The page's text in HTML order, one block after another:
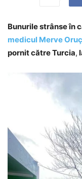
Bunurile strânse în
medicul Merve Oruç
pornit către Turcia,